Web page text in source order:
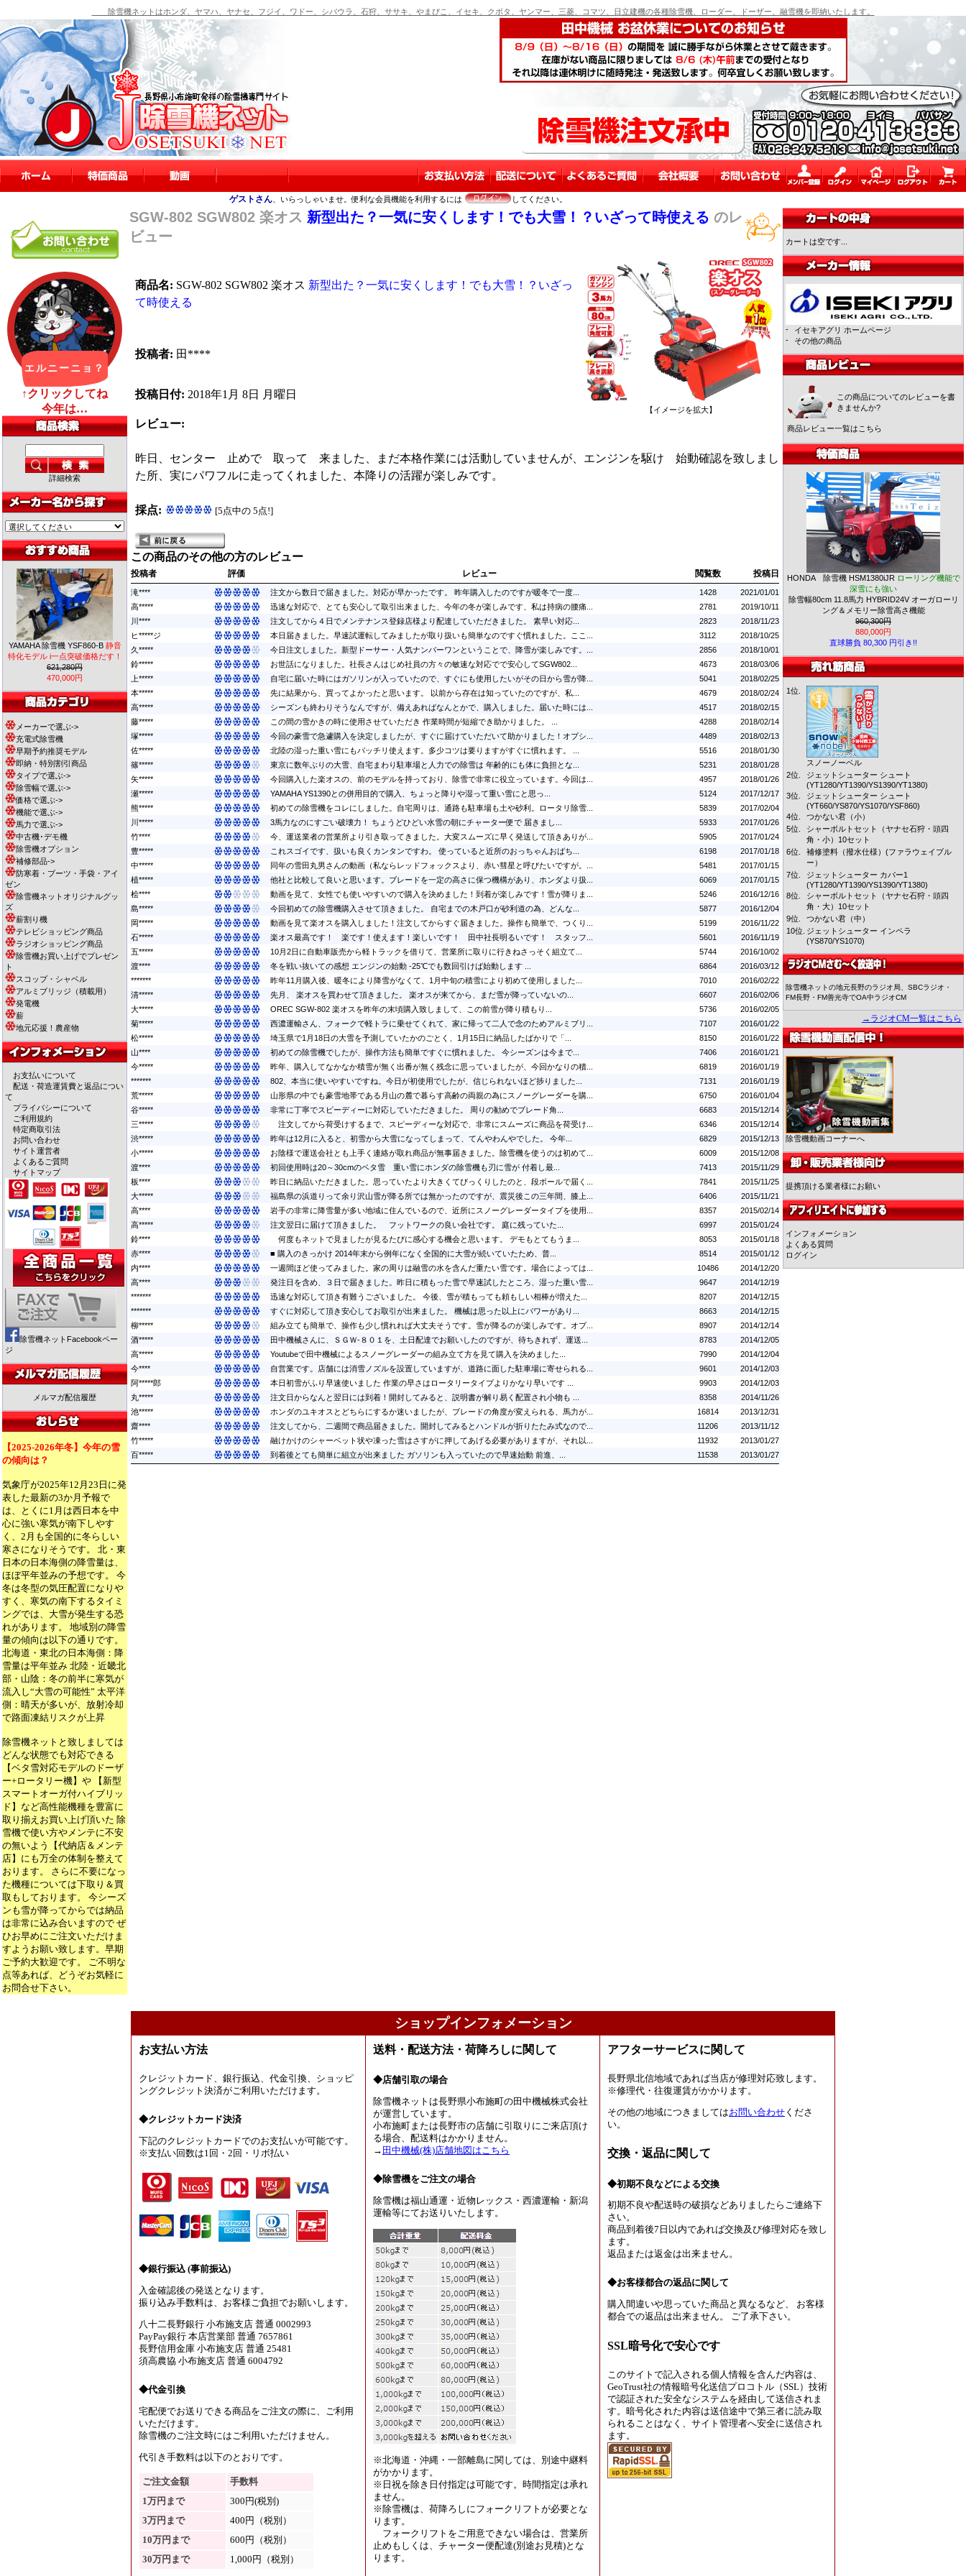
除雪機ネットはホンダ、ヤマハ、ヤナセ、フジイ、ワドー、シバウラ、石狩、ササキ、やまびこ、イセキ、クボタ、ヤンマー、三菱、コマツ、日立建機の各種除雪機、ローダー、ドーザー、融雪機を即納いたします。
ゲストさん 、いらっしゃいませ。便利な会員機能を利用するには してください。
詳細検索
YAMAHA 除雪機 YSF860-B 静音
特化モデル i一点突破価格だす！
621,280円
470,000円
メーカーで選ぶ->
充電式除雪機
早期予約推奨モデル
即納・特別割引商品
タイプで選ぶ->
除雪幅で選ぶ->
価格で選ぶ->
機能で選ぶ->
馬力で選ぶ->
中古機･デモ機
除雪機オプション
補修部品->
防寒着・ブーツ・手袋・アイ
ゼン
除雪機ネットオリジナルグッ
ズ
薪割り機
テレビショッピング商品
ラジオショッピング商品
除雪機お買い上げでプレゼン
ト
スコップ・シャベル
アルミブリッジ（積載用）
発電機
薪
地元応援！農産物
お支払いについて
配送・荷造運賃費と返品につい
て
プライバシーについて
ご利用規約
特定商取引法
お問い合わせ
サイト運営者
よくあるご質問
サイトマップ
除雪機ネットFacebookペー
ジ
メルマガ配信履歴
【2025-2026年冬】今年の雪
の傾向は？
気象庁が2025年12月23日に発
表した最新の3か月予報で
は、とくに1月は西日本を中
心に強い寒気が南下しやす
く、2月も全国的に冬らしい
寒さになりそうです。 北・東
日本の日本海側の降雪量は、
ほぼ平年並みの予想です。 今
冬は冬型の気圧配置になりや
すく、寒気の南下するタイミ
ングでは、大雪が発生する恐
れがあります。 地域別の降雪
量の傾向は以下の通りです。
北海道・東北の日本海側：降
雪量は平年並み 北陸・近畿北
部・山陰：冬の前半に寒気が
流入し“大雪の可能性” 太平洋
側：晴天が多いが、放射冷却
で路面凍結リスクが上昇
除雪機ネットと致しましては
どんな状態でも対応できる
【ベタ雪対応モデルのドーザ
ー+ロータリー機】や 【新型
スマートオーガ付ハイブリッ
ド】など高性能機種を豊富に
取り揃えお買い上げ頂いた 除
雪機で使い方やメンテに不安
の無いよう【代納店＆メンテ
店】にも万全の体制を整えて
おります。 さらに不要になっ
た機種については下取り＆買
取もしております。 今シーズ
ンも雪が降ってからでは納品
は非常に込み合いますので ぜ
ひお早めにご注文いただけま
すようお願い致します。早期
ご予約大歓迎です。 ご不明な
点等あれば、どうぞお気軽に
お問合せ下さい。
SGW-802 SGW802 楽オス 新型出た？一気に安くします！でも大雪！？いざって時使える のレ
ビュー
商品名: SGW-802 SGW802 楽オス 新型出た？一気に安くします！でも大雪！？いざっ
て時使える
【イメージを拡大】
投稿者: 田****
投稿日付: 2018年1月 8日 月曜日
レビュー:
昨日、センター 止めで 取って 来ました、まだ本格作業には活動していませんが、エンジンを駆け 始動確認を致しまし
た所、実にパワフルに走ってくれました、本降りの活躍が楽しみです。
採点: [5点中の 5点!]
この商品のその他の方のレビュー
投稿者 評価 レビュー 閲覧数 投稿日
滝**** 注文から数日で届きました。対応が早かったです。 昨年購入したのですが暖冬で一度... 1428
2021/01/01
高*****
迅速な対応で、とても安心して取引出来ました、今年の冬が楽しみです、私は持病の腰痛... 2781
2019/10/11
川****
注文してから４日でメンテナンス登録店様より配達していただきました。 素早い対応... 2823
2018/11/23
ヒ*****ジ
本日届きました。早速試運転してみましたが取り扱いも簡単なのですぐ慣れました。ここ... 3112
2018/10/25
久*****
今日注文しました。新型ドーサー・人気ナンバーワンということで、降雪が楽しみです。... 2856
2018/10/01
鈴*****
お世話になりました。社長さんはじめ社員の方々の敏速な対応でで安心してSGW802... 4673
2018/03/06
上*****
自宅に届いた時にはガソリンが入っていたので、すぐにも使用したいがその日から雪が降... 5041
2018/02/25
本*****
先に結果から、買ってよかったと思います。 以前から存在は知っていたのですが、私... 4679
2018/02/24
高*****
シーズンも終わりそうなんですが、備えあればなんとかで、購入しました。届いた時には... 4517
2018/02/15
藤*****
この間の雪かきの時に使用させていただき 作業時間が短縮でき助かりました。 ... 4288
2018/02/14
塚*****
今回の豪雪で急遽購入を決定しましたが、すぐに届けていただいて助かりました！オプシ... 4489
2018/02/13
佐*****
北陸の湿った重い雪にもバッチリ使えます。多少コツは要りますがすぐに慣れます。 ... 5516
2018/01/30
篠*****
東京に数年ぶりの大雪、自宅まわり駐車場と人力での除雪は 年齢的にも体に負担とな... 5231
2018/01/28
矢*****
今回購入した楽オスの、前のモデルを持っており、除雪で非常に役立っています。今回は... 4957
2018/01/26
瀬*****
YAMAHA YS1390との併用目的で購入、ちょっと降りや湿って重い雪にと思っ... 5124
2017/12/17
熊*****
初めての除雪機をコレにしました。自宅周りは、通路も駐車場も土や砂利。ロータリ除雪... 5839
2017/02/04
川*****
3馬力なのにすごい破壊力！ ちょうどひどい水雪の朝にチャーター便で 届きまし... 5933
2017/01/26
竹****
今、運送業者の営業所より引き取ってきました。大変スムーズに早く発送して頂きありが... 5905
2017/01/24
豊*****
これスゴイです、扱いも良くカンタンですわ。 使っていると近所のおっちゃんおばち... 6198
2017/01/18
中*****
同年の雪田丸男さんの動画（私ならレッドフォックスより、赤い彗星と呼びたいですが。... 5481
2017/01/15
植*****
他社と比較して良いと思います。ブレードを一定の高さに保つ機構があり、ホンダより扱... 6069
2017/01/15
桧****
動画を見て、女性でも使いやすいので購入を決めました！到着が楽しみです！雪が降りま... 5246
2016/12/16
島*****
今回初めての除雪機購入させて頂きました。 自宅までの木戸口が砂利道の為、どんな... 5877
2016/12/04
岡*****
動画を見て楽オスを購入しました！注文してからすぐ届きました。操作も簡単で、つくり... 5199
2016/11/22
石*****
楽オス最高です！ 楽です！使えます！楽しいです！ 田中社長明るいです！ スタッフ... 5601
2016/11/19
五*****
10月2日に自動車販売から軽トラックを借りて、営業所に取りに行きねさっそく組立て... 5744
2016/10/02
渡****
冬を戦い抜いての感想 エンジンの始動 -25℃でも数回引けば始動します ... 6864
2016/03/12
*******
昨年11月購入後、暖冬により降雪がなくて、1月中旬の積雪により初めて使用しました... 7010
2016/02/22
清*****
先月、 楽オスを買わせて頂きました。 楽オスが来てから、まだ雪が降っていないの... 6607
2016/02/06
大*****
OREC SGW-802 楽オスを昨年の末頃購入致しまして、この前雪が降り積もり... 5736
2016/02/05
菊*****
西濃運輸さん、フォークで軽トラに乗せてくれて、家に帰って二人で念のためアルミブリ... 7107
2016/01/22
松*****
埼玉県で1月18日の大雪を予測していたかのごとく、1月15日に納品したばかりで「... 8150
2016/01/22
山****
初めての除雪機でしたが、操作方法も簡単ですぐに慣れました。 今シーズンは今まで... 7406
2016/01/21
今*****
昨年、購入してなかなか積雪が無く出番が無く残念に思っていましたが、今回かなりの積... 6819
2016/01/19
*******
802、本当に使いやすいですね。今日が初使用でしたが、信じられないほど捗りました... 7131
2016/01/19
荒*****
山形県の中でも豪雪地帯である月山の麓で暮らす高齢の両親の為にスノーグレーダーを購... 6750
2016/01/04
谷*****
非常に丁寧でスピーディーに対応していただきました。 周りの勧めでブレード角... 6683
2015/12/14
三*****
注文してから荷受けするまで、スピーディーな対応で、非常にスムーズに商品を荷受け... 6346
2015/12/14
渋*****
昨年は12月に入ると、初雪から大雪になってしまって、てんやわんやでした。 今年... 6829
2015/12/13
小*****
お陰様で運送会社とも上手く連絡が取れ商品が無事届きました。除雪機を使うのは初めて... 6009
2015/12/08
渡****
初回使用時は20～30cmのベタ雪 重い雪にホンダの除雪機も刃に雪が 付着し最... 7413
2015/11/29
板****
昨日に納品いただきました。思っていたより大きくてびっくりしたのと、段ボールで届く... 7841
2015/11/25
大*****
福島県の浜道りって余り沢山雪が降る所では無かったのですが、震災後この三年間、膝上... 6406
2015/11/21
高****
岩手の非常に降雪量が多い地域に住んでいるので、近所にスノーグレーダータイプを使用... 8357
2015/02/14
高*****
注文翌日に届けて頂きました。 フットワークの良い会社です。 庭に残っていた... 6997
2015/01/24
鈴****
何度もネットで見ましたが見るたびに感心する機会と思います。 デモもとてもうま... 8053
2015/01/18
赤****
■ 購入のきっかけ 2014年末から例年になく全国的に大雪が続いていたため、普... 8514
2015/01/12
内****
一週間ほど使ってみました。家の周りは融雪の水を含んだ重たい雪です。場合によっては... 10486
2014/12/20
高****
発注日を含め、３日で届きました。昨日に積もった雪で早速試したところ、湿った重い雪... 9647
2014/12/19
*******
迅速な対応して頂き有難うございました。 今後、雪が積もっても頼もしい相棒が増えた... 8207
2014/12/15
*******
すぐに対応して頂き安心してお取引が出来ました。 機械は思った以上にパワーがあり... 8663
2014/12/15
柳*****
組み立ても簡単で、操作も少し慣れれば大丈夫そうです。雪が降るのが楽しみです。オプ... 8907
2014/12/14
酒*****
田中機械さんに、ＳＧＷ-８０１を、土日配達でお願いしたのですが、待ちきれず、運送... 8783
2014/12/05
高*****
Youtubeで田中機械によるスノーグレーダーの組み立て方を見て購入を決めました... 7990
2014/12/04
今****
自営業です。店舗には消雪ノズルを設置していますが、道路に面した駐車場に寄せられる... 9601
2014/12/03
阿*****郎
本日初雪がふり早速使いました 作業の早さはロータリータイプよりかなり早いです ... 9903
2014/12/03
丸*****
注文日からなんと翌日には到着！開封してみると、説明書が解り易く配置され小物も ... 8358
2014/11/26
池*****
ホンダのユキオスとどちらにするか迷いましたが、ブレードの角度が変えられる、馬力が... 16814
2013/12/31
齋****
注文してから、二週間で商品届きました。開封してみるとハンドルが折りたたみ式なので... 11206
2013/11/12
竹*****
融けかけのシャーベット状や凍った雪はさすがに押してあげる必要がありますが、それ以... 11932
2013/01/27
百*****
到着後とても簡単に組立が出来ました ガソリンも入っていたので早速始動 前進、... 11538 2013/01/27
カートは空です...
-
イセキアグリ ホームページ
-
その他の商品
この商品についてのレビューを書
きませんか?
商品レビュー一覧はこちら
HONDA 除雪機 HSM1380iJR ローリング機能で
深雪にも強い
除雪幅80cm 11.8馬力 HYBRID24V オーガローリ
ング＆メモリー除雪高さ機能
960,300円
880,000円
直球勝負 80,300 円引き!!
1位.
スノーノーベル
2位.
ジェットシューター シュート
(YT1280/YT1390/YS1390/YT1380)
3位.
ジェットシューター シュート
(YT660/YS870/YS1070/YSF860)
4位.
つかない君（小）
5位.
シャーボルトセット（ヤナセ石狩・頭四
角・小）10セット
6位.
補修塗料（撥水仕様）(ファラウェイブル
ー）
7位.
ジェットシューター カバー1
(YT1280/YT1390/YS1390/YT1380)
8位.
シャーボルトセット（ヤナセ石狩・頭四
角・大）10セット
9位.
つかない君（中）
10位. ジェットシューター インペラ
(YS870/YS1070)
除雪機ネットの地元長野のラジオ局、SBCラジオ・
FM長野・FM善光寺でOA中ラジオCM
→ラジオCM一覧はこちら
除雪機動画コーナーへ
提携頂ける業者様にお願い
インフォメーション
よくある質問
ログイン
ショップインフォメーション
お支払い方法
クレジットカード、銀行振込、代金引換、ショッピ
ングクレジット決済がご利用いただけます。
◆クレジットカード決済
下記のクレジットカードでのお支払いが可能です。
※支払い回数は1回・2回・リボ払い
◆銀行振込 (事前振込)
入金確認後の発送となります。
振り込み手数料は、お客様ご負担でお願いします。
八十二長野銀行 小布施支店 普通 0002993
PayPay銀行 本店営業部 普通 7657861
長野信用金庫 小布施支店 普通 25481
須高農協 小布施支店 普通 6004792
◆代金引換
宅配便でお送りできる商品をご注文の際に、ご利用
いただけます。
除雪機のご注文時にはご利用いただけません。
代引き手数料は以下のとおりです。
ご注文金額
手数料
1万円まで
300円(税別)
3万円まで
400円（税別）
10万円まで
600円（税別）
30万円まで
1,000円（税別）
送料・配送方法・荷降ろしに関して
◆店舗引取の場合
除雪機ネットは長野県小布施町の田中機械株式会社
が運営しています。
小布施町または長野市の店舗に引取りにご来店頂け
る場合、配送料はかかりません。
→ 田中機械(株)店舗地図はこちら
◆除雪機をご注文の場合
除雪機は福山通運・近物レックス・西濃運輸・新潟
運輸等にてお送りいたします。
※北海道・沖縄・一部離島に関しては、別途中継料
がかかります。
※日祝を除き日付指定は可能です。時間指定は承れ
ません。
※除雪機は、荷降ろしにフォークリフトが必要とな
ります。
フォークリフトをご用意できない場合は、営業所
止めもしくは、チャーター便配達(別途お見積)とな
ります。
アフターサービスに関して
長野県北信地域であれば当店が修理対応致します。
※修理代・往復運賃がかかります。
その他の地域につきましてはお問い合わせ くださ
い。
交換・返品に関して
◆初期不良などによる交換
初期不良や配送時の破損などありましたらご連絡下
さい。
商品到着後7日以内であれば交換及び修理対応を致し
ます。
返品または返金は出来ません。
◆お客様都合の返品に関して
購入間違いや思っていた商品と異なるなど、 お客様
都合での返品は出来ません。 ご了承下さい。
SSL暗号化で安心です
このサイトで記入される個人情報を含んだ内容は、
GeoTrust社の情報暗号化送信プロコトル（SSL）技術
で認証された安全なシステムを経由して送信されま
す。暗号化された内容は送信途中で第三者に読み取
られることはなく、サイト管理者へ安全に送信され
ます。